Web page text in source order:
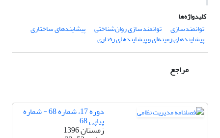
کلیدواژه‌ها
توانمندسازی
توانمندسازی روان‌شناختی پیشایندهای ساختاری
پیشایندهای زمینه‌ای و پیشایندهای رفتاری
مراجع
دوره 17، شماره 68 - شماره
پیاپی 68
زمستان 1396